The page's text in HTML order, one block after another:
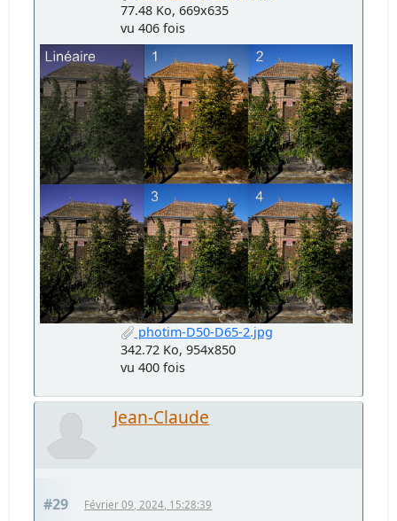
77.48 Ko, 669x635
vu 406 fois
photim-D50-D65-2.jpg
342.72 Ko, 954x850
vu 400 fois
Jean-Claude
#29 Février 09, 2024, 15:28:39